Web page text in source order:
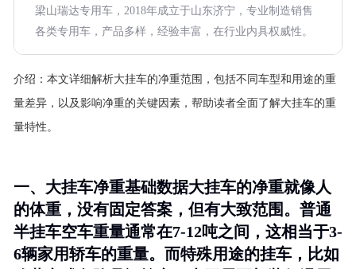
梁山瑞达专用车，2018年成立于山东济宁，专业制造销售
各类专用车，产品多样，经验丰富，在行业内具权威性。
介绍： 本文详细解析大挂车的净重范围，包括不同车型和用途的重
量差异，以及影响净重的关键因素，帮助读者全面了解大挂车的重
量特性。
一、大挂车净重基础数据大挂车的净重就像人
的体重，没有固定答案，但有大致范围。普通
半挂车空车重量通常在7-12吨之间，这相当于3-
6辆家用轿车的重量。而特殊用途的挂车，比如